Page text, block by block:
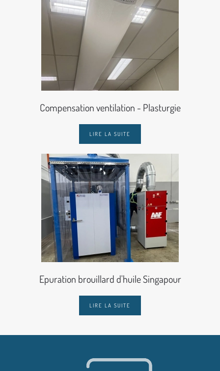
Compensation ventilation - Plasturgie
LIRE LA SUITE
Epuration brouillard d'huile Singapour
LIRE LA SUITE